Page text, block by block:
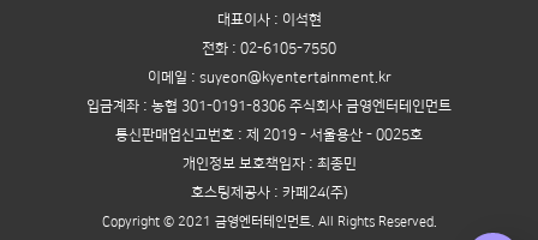
대표이사 : 이석현
전화 : 02-6105-7550
이메일 : suyeon@kyentertainment.kr
입금계좌 : 농협 301-0191-8306 주식회사 금영엔터테인먼트
통신판매업신고번호 : 제 2019 - 서울용산 - 0025호
개인정보 보호책임자 : 최종민
호스팅제공사 : 카페24(주)
Copyright © 2021 금영엔터테인먼트. All Rights Reserved.